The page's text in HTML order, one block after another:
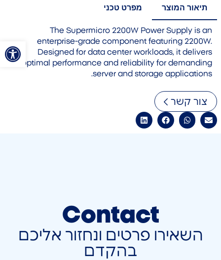
פתח
תיאור המוצר מפרט טכני
The Supermicro 2200W Power Supply is an
enterprise-grade component featuring 2200W.
Designed for data center workloads, it delivers
optimal performance and reliability for demanding
server and storage applications.
צור קשר
Contact
השאירו פרטים ונחזור אליכם
בהקדם